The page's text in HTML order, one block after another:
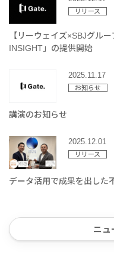
リリース
【リーウェイズ×SBJグル
INSIGHT」の提供開始
2025.11.17
お知らせ
講演のお知らせ
2025.12.01
リリース
データ活用で成果を出した
ニュ